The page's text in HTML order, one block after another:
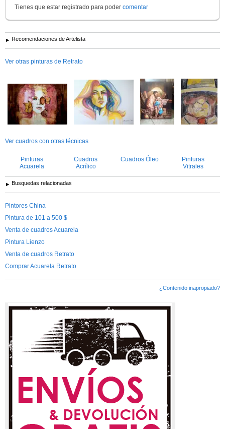
Tienes que estar registrado para poder comentar
Recomendaciones de Artelista
Ver otras pinturas de Retrato
Ver cuadros con otras técnicas
Pinturas
Acuarela
Cuadros
Acrílico
Cuadros Óleo
Pinturas
Vitrales
Busquedas relacionadas
Pintores China
Pintura de 101 a 500 $
Venta de cuadros Acuarela
Pintura Lienzo
Venta de cuadros Retrato
Comprar Acuarela Retrato
¿Contenido inapropiado?